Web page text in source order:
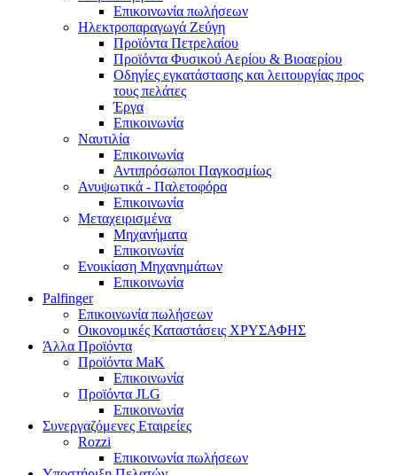
Επικοινωνία πωλήσεων
Ηλεκτροπαραγωγά Ζεύγη
Προϊόντα Πετρελαίου
Προϊόντα Φυσικού Αερίου & Βιοαερίου
Οδηγίες εγκατάστασης και λειτουργίας προς
τους πελάτες
Έργα
Επικοινωνία
Ναυτιλία
Επικοινωνία
Αντιπρόσωποι Παγκοσμίως
Ανυψωτικά - Παλετοφόρα
Επικοινωνία
Μεταχειρισμένα
Μηχανήματα
Επικοινωνία
Ενοικίαση Μηχανημάτων
Επικοινωνία
Palfinger
Επικοινωνία πωλήσεων
Οικονομικές Καταστάσεις ΧΡΥΣΑΦΗΣ
Άλλα Προϊόντα
Προϊόντα MaK
Επικοινωνία
Προϊόντα JLG
Επικοινωνία
Συνεργαζόμενες Εταιρείες
Rozzi
Επικοινωνία πωλήσεων